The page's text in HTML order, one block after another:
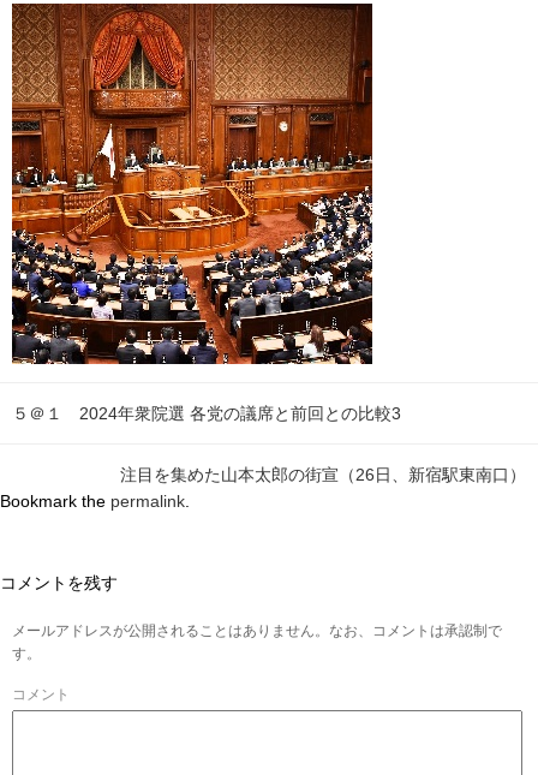
５＠１ 2024年衆院選 各党の議席と前回との比較3
注目を集めた山本太郎の街宣（26日、新宿駅東南口）
Bookmark the permalink
コメントを残す
メールアドレスが公開されることはありません。なお、コメントは承認制で
す。
コメント